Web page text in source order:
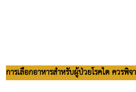
การเลือกอาหารสำหรับผู้ป่วยโรคไต ควรพิจ